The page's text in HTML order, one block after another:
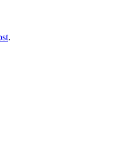
.